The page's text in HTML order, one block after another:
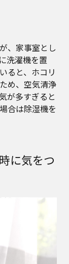
、家事室とし
洗濯機を置
ると、ホコリ
め、空気清浄
が多すぎると
合は除湿機を
に気をつ